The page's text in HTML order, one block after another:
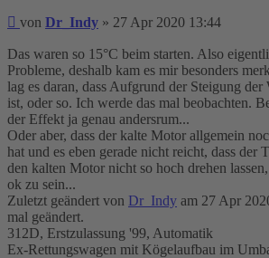
Beitrag
von Dr_Indy » 27 Apr 2020 13:44
Das waren so 15°C beim starten. Also
Probleme, deshalb kam es mir besonders
lag es daran, dass Aufgrund der Steigung
ist, oder so. Ich werde das mal beobachten.
der Effekt ja genau andersrum...
Oder aber, dass der kalte Motor allgemein
hat und es eben gerade nicht reicht, dass der
den kalten Motor nicht so hoch drehen
ok zu sein...
Zuletzt geändert von Dr_Indy am 27 Apr
mal geändert.
312D, Erstzulassung '99, Automatik
Ex-Rettungswagen mit Kögelaufbau im